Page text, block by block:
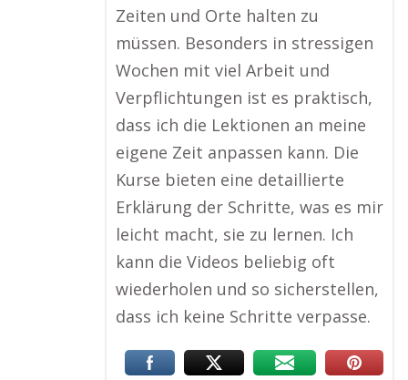
Zeiten und Orte halten zu
müssen. Besonders in stressigen
Wochen mit viel Arbeit und
Verpflichtungen ist es praktisch,
dass ich die Lektionen an meine
eigene Zeit anpassen kann. Die
Kurse bieten eine detaillierte
Erklärung der Schritte, was es mir
leicht macht, sie zu lernen. Ich
kann die Videos beliebig oft
wiederholen und so sicherstellen,
dass ich keine Schritte verpasse.